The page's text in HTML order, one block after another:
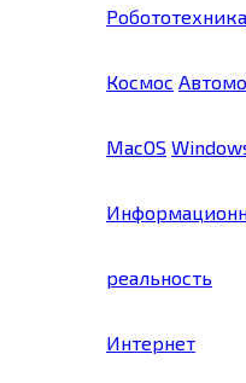
Робототехника
Космос
MacOS
реальность
Интернет